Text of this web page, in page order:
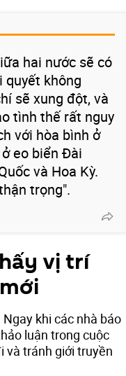
hai nước sẽ có
quyết không
sẽ xung đột, và
tình thế rất nguy
với hòa bình ở
eo biển Đài
và Hoa Kỳ.
trọng".
vị trí
khi các nhà báo
luận trong cuộc
và tránh giới truyền